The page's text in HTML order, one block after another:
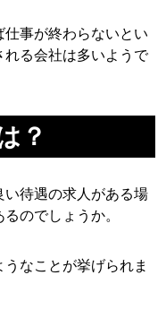
事が終わらないとい
れる会社は多いようで
？
い待遇の求人がある場
のでしょうか。
なことが挙げられま